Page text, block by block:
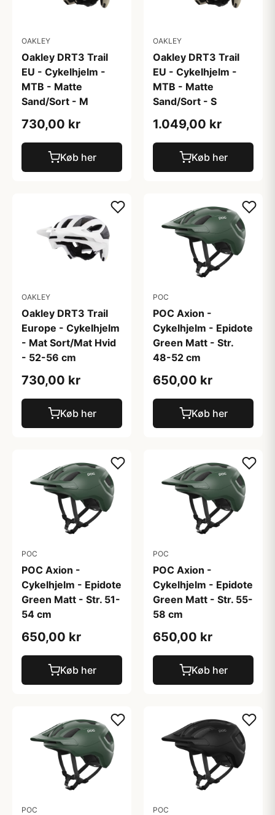
OAKLEY
Oakley DRT3 Trail
EU - Cykelhjelm -
MTB - Matte
Sand/Sort - M
730,00 kr
Køb her
OAKLEY
Oakley DRT3 Trail
EU - Cykelhjelm -
MTB - Matte
Sand/Sort - S
1.049,00 kr
Køb her
OAKLEY
Oakley DRT3 Trail
Europe - Cykelhjelm
- Mat Sort/Mat Hvid
- 52-56 cm
730,00 kr
Køb her
POC
POC Axion -
Cykelhjelm - Epidote
Green Matt - Str.
48-52 cm
650,00 kr
Køb her
POC
POC Axion -
Cykelhjelm - Epidote
Green Matt - Str. 51-
54 cm
650,00 kr
Køb her
POC
POC Axion -
Cykelhjelm - Epidote
Green Matt - Str. 55-
58 cm
650,00 kr
Køb her
POC POC